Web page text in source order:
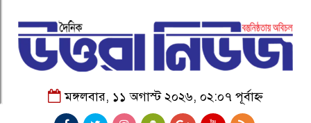
মঙ্গলবার, ১১ অগাস্ট ২০২৬, ০২:০৭ পূর্বাহ্ন